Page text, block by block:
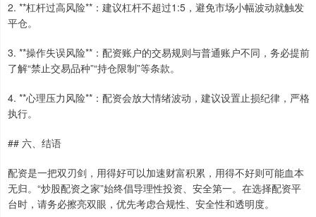
2. **杠杆过高风险**：建议杠杆不超过1:5，避免市场小幅波动就触发
平仓。
3. **操作失误风险**：配资账户的交易规则与普通账户不同，务必提前
了解“禁止交易品种”“持仓限制”等条款。
4. **心理压力风险**：配资会放大情绪波动，建议设置止损纪律，严格
执行。
## 六、结语
配资是一把双刃剑，用得好可以加速财富积累，用得不好则可能血本
无归。“炒股配资之家”始终倡导理性投资、安全第一。在选择配资平
台时，请务必擦亮双眼，优先考虑合规性、安全性和透明度。